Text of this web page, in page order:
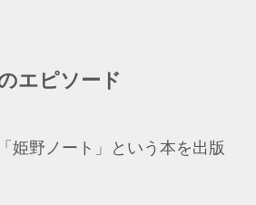
エピソード
姫野ノート」という本を出版